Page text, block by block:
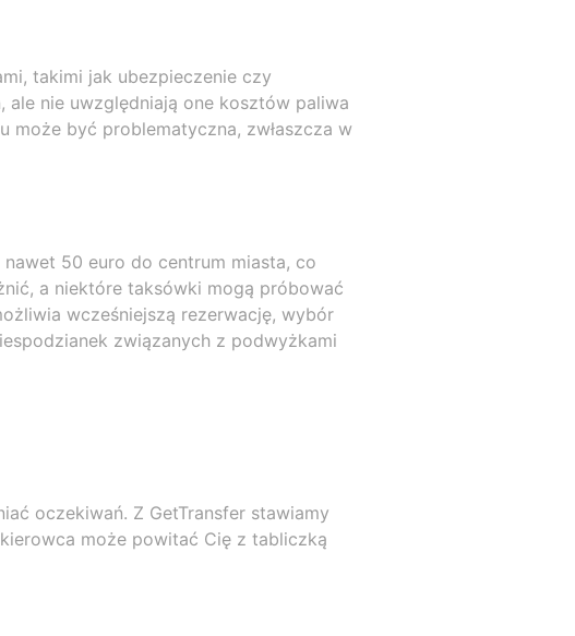
takimi jak ubezpieczenie czy
ale nie uwzględniają one kosztów paliwa
może być problematyczna, zwłaszcza w
50 euro do centrum miasta, co
a niektóre taksówki mogą próbować
wcześniejszą rezerwację, wybór
związanych z podwyżkami
oczekiwań. Z GetTransfer stawiamy
może powitać Cię z tabliczką